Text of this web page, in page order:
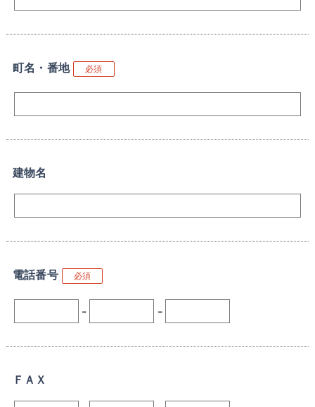
町名・番地 必須
建物名
電話番号 必須
- -
ＦＡＸ